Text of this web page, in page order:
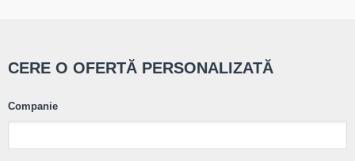
CERE O OFERTĂ PERSONALIZATĂ
Companie